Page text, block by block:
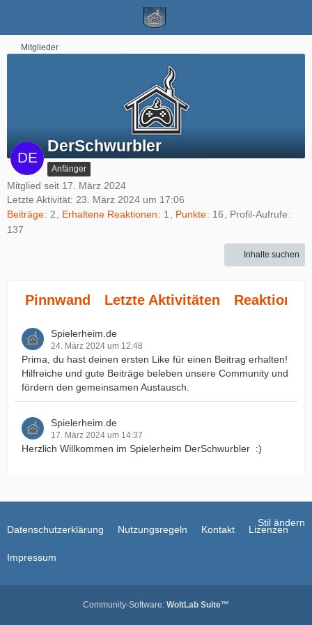
Mitglieder
DerSchwurbler
Anfänger
Mitglied seit 17. März 2024
Letzte Aktivität: 23. März 2024 um 17:06
Beiträge 2 Erhaltene Reaktionen 1 Punkte 16
Profil-Aufrufe
137
Inhalte suchen
Pinnwand Letzte Aktivitäten Reaktionen
Spielerheim.de
24. März 2024 um 12:48
Prima, du hast deinen ersten Like für einen Beitrag erhalten!
Hilfreiche und gute Beiträge beleben unsere Community und
fördern den gemeinsamen Austausch.
Spielerheim.de
17. März 2024 um 14:37
Herzlich Willkommen im Spielerheim DerSchwurbler :)
Stil ändern
Datenschutzerklärung Nutzungsregeln Kontakt Lizenzen
Impressum
Community-Software: WoltLab Suite™